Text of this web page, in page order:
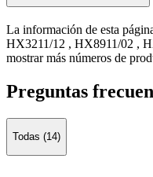
La información de esta
HX3211/12 , HX8911/02 ,
mostrar más números de
Preguntas
Todas (14)